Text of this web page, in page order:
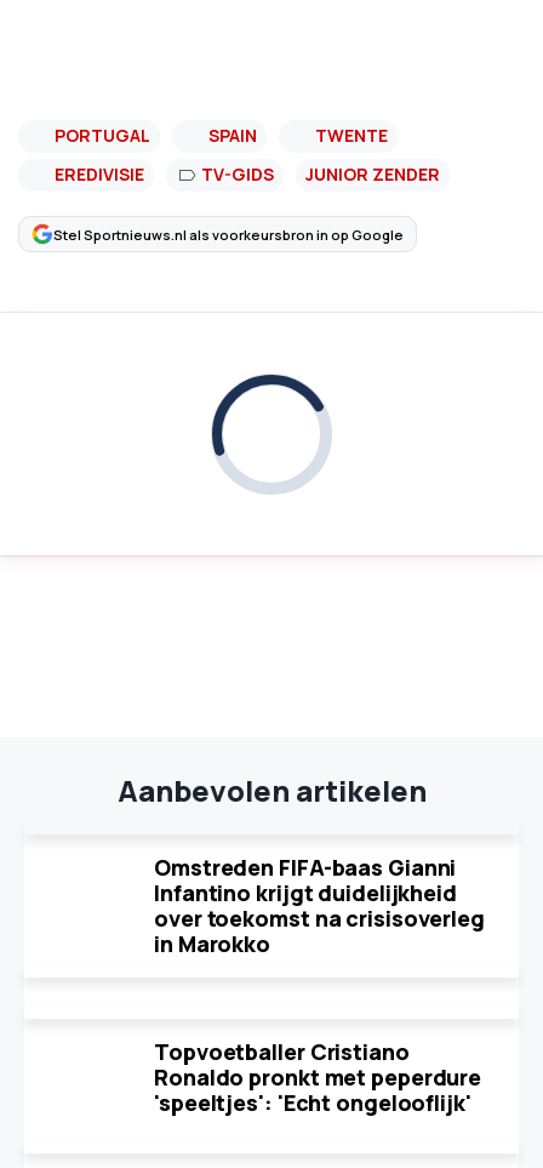
PORTUGAL SPAIN
TWENTE
EREDIVISIE
TV-GIDS JUNIOR ZENDER
Stel Sportnieuws.nl als voorkeursbron in op Google
Aanbevolen artikelen
Omstreden FIFA-baas Gianni
Infantino krijgt duidelijkheid
over toekomst na crisisoverleg
in Marokko
Topvoetballer Cristiano
Ronaldo pronkt met peperdure
'speeltjes': 'Echt ongelooflijk'